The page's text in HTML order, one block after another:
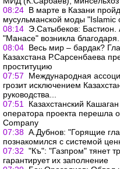
08:24 В марте в Казани
мусульманской моды "Islamic
08:14 Э.Сатыбеков: Бастион.
"Манасе" возникла
08:04 Весь мир – бардак?
Казахстана Р.Сарсенбаева
проституцию
07:57
Международная
грозит исключением
руководства...
07:51
Казахстанский
оператора проекта перешла
Company
07:38 А.Дубнов: "Горящие
познакомился с системой
07:32 "Къ": "Газпром" тянет
гарантирует их заполнение